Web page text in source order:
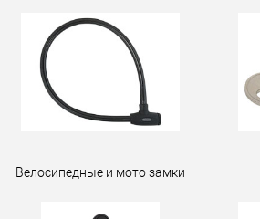
Велосипедные и мото замки